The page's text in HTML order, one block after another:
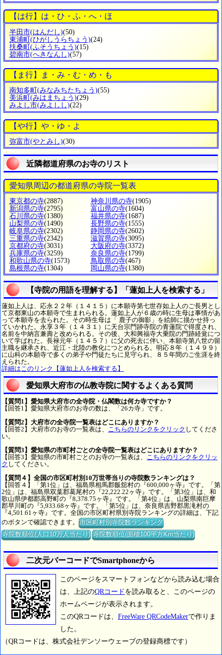
【は行】は・ひ・ふ・へ・ほ
半田市(はんだし)(50)
東浦町(ひがしうらちょう)(24)
扶桑町(ふそうちょう)(15)
碧南市(へきなんし)(57)
【ま行】ま・み・む・め・も
南知多町 (みなみちたちょう)(55)
美浜町 (みはまちょう)(29)
みよし市(みよしし)(22)
【や行】や・ゆ・よ
弥富市(やとみし)(30)
近隣都道府県のお寺のリスト
愛知県周辺の都道府県の寺院一覧表
東京都の寺(2887) 神奈川県の寺(1905)
新潟県の寺(2795) 富山県の寺(1604)
石川県の寺(1380) 福井県の寺(1687)
山梨県の寺(1490) 長野県の寺(1555)
岐阜県の寺(2302) 静岡県の寺(2602)
三重県の寺(2342) 滋賀県の寺(3095)
京都府の寺(3031) 大阪府の寺(3372)
兵庫県の寺(3259) 奈良県の寺(1799)
和歌山県の寺(1573) 鳥取県の寺(467)
島根県の寺(1304) 岡山県の寺(1380)
【寺院の用語を理解する】「蓮如上人を検索する」
蓮如上人は、応永２２年（１４１５）に本願寺第七世存如上人のご長男とし
て京都東山の本願寺で生まれられる。蓮如上人が６歳の時に生母は事情があ
って本願寺を去られた。その時生母は「 鹿子の御影」を絵師に描かせ持っ
ていかれた。永享３年（１４３１）に天台宗門跡寺院の青蓮院で得度され、
名前を中納言兼壽と改められる。その後、大和興福寺大乗院の門跡経覚につ
いて学ばれた。長禄元年（１４５７）に父の死去に伴い、本願寺第八世の留
主職を継承され、近江・北陸の教化につとめられる。明応８年（１４９９）
に山科の本願寺で多くの弟子や門徒たちに見守られ、８５年間のご生涯を終
えられた。
詳細はこのリンク【蓮如上人を検索する】
愛知県大府市の仏教寺院に関するよくある質問
【質問1】愛知県大府市の全寺院・仏閣数は何カ寺ですか？
【回答1】愛知県大府市のお寺の数は、「26カ寺」です。
【質問2】大府市の全寺院一覧表はどこにありますか？
【回答2】大府市のお寺の一覧表は、 こちらのリンクをクリック してくださ
い。
【質問3】愛知県の市町村ごとの全寺院一覧表はどこにありますか？
【回答3】愛知県の市町村ごとのお寺の一覧表は、 こちらのリンクをクリッ
ク してください。
【質問４】全国の市区町村別10万世帯当りの寺院数ランキングは？
【回答４】「第1位」は、福島県相馬郡飯舘村の『600,000ヶ寺』です。「第
2位」は、福島県双葉郡葛尾村の『22,222.22ヶ寺』です。「第3位」は、和
歌山県伊都郡高野町の『8,378.75ヶ寺』です。「第4位」は、山梨県南巨摩
郡早川町の『5,933.68ヶ寺』です。「第5位」は、奈良県吉野郡黒滝村の
『4,501.61ヶ寺』です。全国の市区町村県別寺院ランキングの詳細は、下記
のボタンで確認できます。市区町村別寺院数ランキング
寺院数順位(人口10万人当たり) 寺院数順位(面積100平方Km当たり)
二次元バーコードでSmartphoneから
このページをスマートフォンなどから読み込む場合
は、上記のQRコード を読み取ると、このページの
ホームページが表示されます。
このQRコードは、 FreeWare QRCodeMakerで作りま
した。
（QRコードは、株式会社デンソーウェーブの登録商標です）